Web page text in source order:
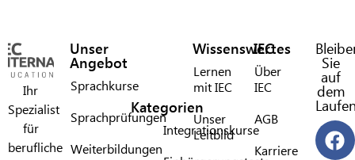
Ihr
Spezialist
für
berufliche
Unser
Angebot
Sprachkurse
Sprachprüfungen
Weiterbildungen
Kategorien
Integrationskurse
Wissenswertes
Lernen
mit IEC​
Unser
Leitbild
IEC
Über
IEC​
AGB
Karriere
Sie
auf
dem